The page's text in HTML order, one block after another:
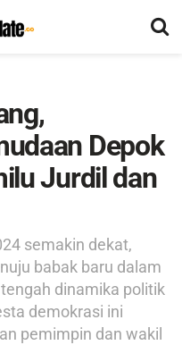
Depok
Jurdil dan
semakin dekat,
babak baru dalam
dinamika politik
demokrasi ini
pemimpin dan wakil